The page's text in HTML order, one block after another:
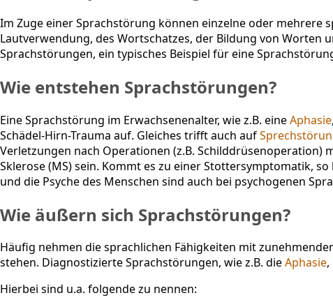
Im Zuge einer Sprachstörung können einzelne oder mehrere
Lautverwendung, des Wortschatzes, der Bildung von Worten
Sprachstörungen, ein typisches Beispiel für eine
Wie entstehen Sprachstörungen?
Eine Sprachstörung im Erwachsenenalter, wie z.B. eineAphasie
Schädel-Hirn-Trauma auf. Gleiches trifft auch auf
Verletzungen nach Operationen (z.B.
Sklerose (MS) sein. Kommt es zu einer Stottersymptomatik,
und die Psyche des Menschen sind auch bei psychogenen
Wie äußern sich Sprachstörungen?
Häufig nehmen die sprachlichen Fähigkeiten mit
stehen. Diagnostizierte Sprachstörungen, wie z.B. dieAphasie
Hierbei sind u.a. folgende zu nennen: